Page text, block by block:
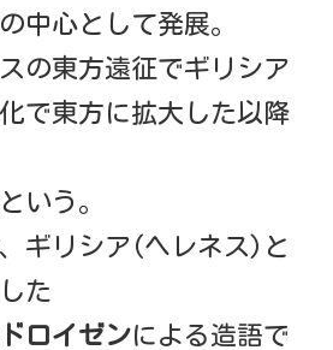
の中心として発展。
の東方遠征でギリシア
で東方に拡大した以降
という。
ギリシア(ヘレネス)と
た
ドロイゼンによる造語で